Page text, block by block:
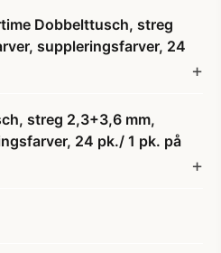
Dobbelttusch, streg
suppleringsfarver, 24
streg 2,3+3,6 mm,
24 pk./ 1 pk. på